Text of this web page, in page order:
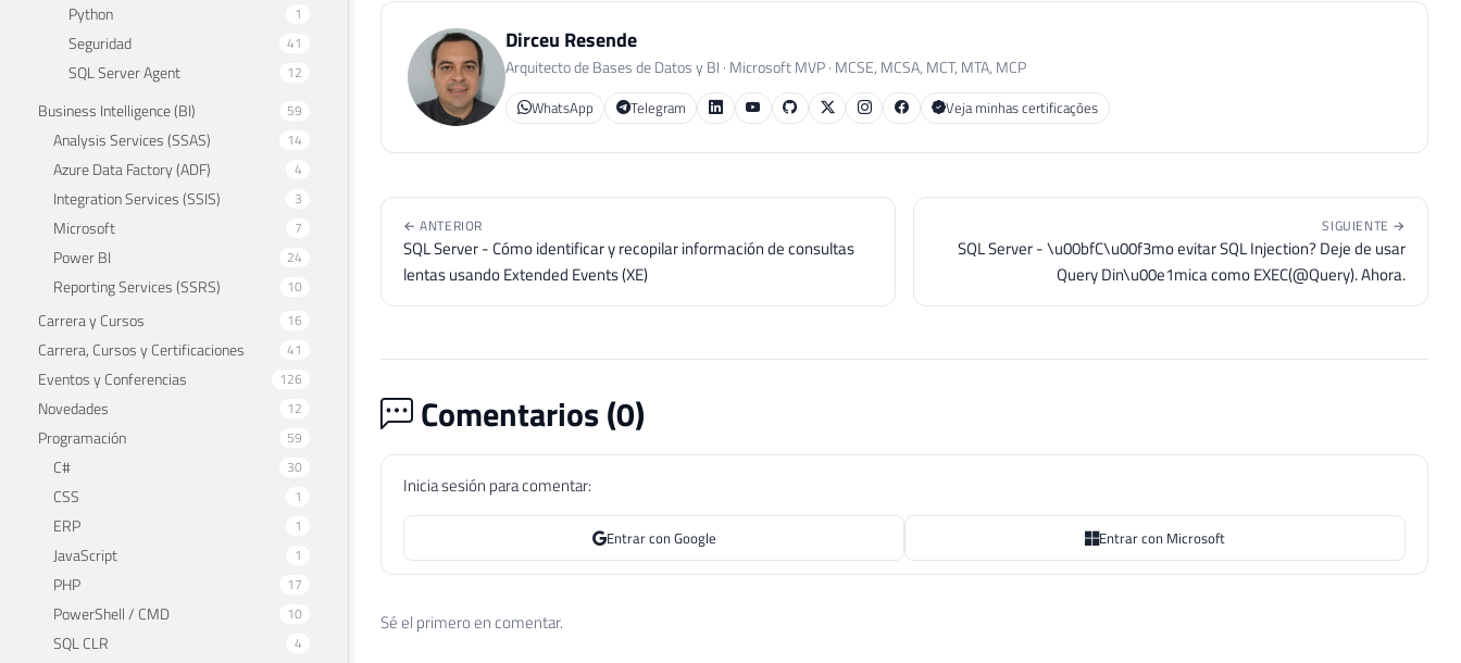
Python 1
Seguridad 41
SQL Server Agent 12
Business Intelligence (BI) 59
Analysis Services (SSAS) 14
Azure Data Factory (ADF) 4
Integration Services (SSIS) 3
Microsoft 7
Power BI 24
Reporting Services (SSRS) 10
Carrera y Cursos 16
Carrera, Cursos y Certificaciones 41
Eventos y Conferencias 126
Novedades 12
Programación 59
C# 30
CSS 1
ERP 1
JavaScript 1
PHP 17
PowerShell / CMD 10
SQL CLR 4
Dirceu Resende
Arquitecto de Bases de Datos y BI · Microsoft MVP · MCSE, MCSA, MCT, MTA, MCP
WhatsApp Telegram Veja minhas certificações
← ANTERIOR
SQL Server - Cómo identificar y recopilar información de consultas
lentas usando Extended Events (XE)
SIGUIENTE →
SQL Server - \u00bfC\u00f3mo evitar SQL Injection? Deje de usar
Query Din\u00e1mica como EXEC(@Query). Ahora.
Comentarios (0)
Inicia sesión para comentar:
Entrar con Google Entrar con Microsoft
Sé el primero en comentar.